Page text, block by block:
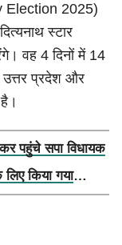
Election 2025)
स्टार
वह 4 दिनों में 14
प्रदेश और
पहुंचे सपा विधायक
किया गया